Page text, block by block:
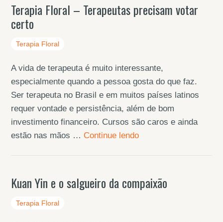
Terapia Floral – Terapeutas precisam votar
certo
Terapia Floral
A vida de terapeuta é muito interessante,
especialmente quando a pessoa gosta do que faz.
Ser terapeuta no Brasil e em muitos países latinos
requer vontade e persistência, além de bom
investimento financeiro. Cursos são caros e ainda
estão nas mãos … Continue lendo
Kuan Yin e o salgueiro da compaixão
Terapia Floral